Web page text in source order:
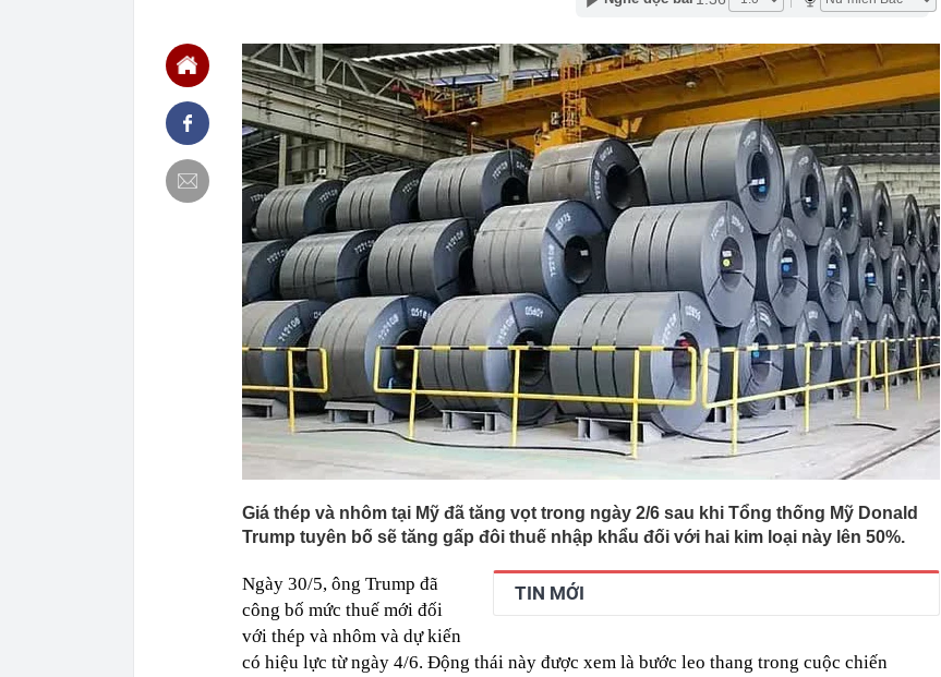
tỷ đồng
16:30
Vì sao ghế nhựa thường có lỗ tròn ở giữa?
16:30
Bắt giữ Lê Thị Quỳnh SN 1995 trong phòng hát karaoke
16:24
Sau ngày 31/8, một ngân hàng có thể từ chối giao dịch rút/chuyển tiền
online của khách hàng trong trường hợp sau
16:24
"Tình hình vô cùng phức tạp": Nga đổi chiến thuật, đánh vào "huyết
mạch" của Ukraine
16:22
Honda PCX160 2027 trình làng với màn hình TFT và HSTC, đe dọa ngôi
vương của Yamaha NVX và Honda SH
16:18
Patrik Lê Giang là ai mà gây sốt khi vướng nghi vấn hẹn hò Á hậu Việt?
16:15
Một chủ tịch giữ lời, mua hết lượng cổ phiếu đã đăng ký
16:15
Tình hình hiện tại của tuyến cáp treo lên thẳng nơi được mệnh danh
"lạnh nhất Việt Nam": Khi nào đón khách?
Giá thép và nhôm tại Mỹ đã tăng vọt trong ngày 2/6 sau khi Tổng thống Mỹ Donald
Trump tuyên bố sẽ tăng gấp đôi thuế nhập khẩu đối với hai kim loại này lên 50%.
TIN MỚI
Ngày 30/5, ông Trump đã
công bố mức thuế mới đối
với thép và nhôm và dự kiến
có hiệu lực từ ngày 4/6. Động thái này được xem là bước leo thang trong cuộc chiến